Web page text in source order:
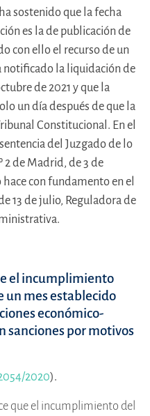
sostenido que la fecha
es la de publicación de
con ello el recurso de un
notificado la liquidación de
de 2021 y que la
un día después de que la
Constitucional. En el
del Juzgado de lo
de Madrid, de 3 de
con fundamento en el
13 de julio, Reguladora de
el incumplimiento
un mes establecido
económico-
sanciones por motivos
2020).
que el incumplimiento del